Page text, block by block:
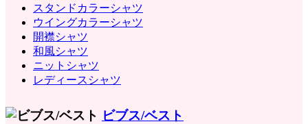
スタンドカラーシャツ
ウイングカラーシャツ
開襟シャツ
和風シャツ
ニットシャツ
レディースシャツ
ビブス/ベスト